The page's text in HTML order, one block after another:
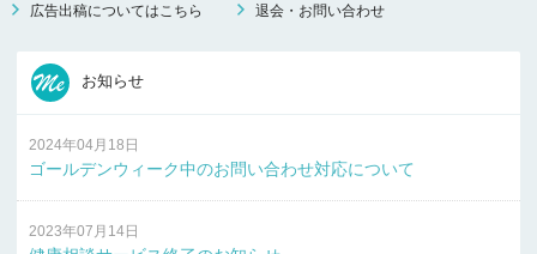
広告出稿についてはこちら 退会・お問い合わせ
お知らせ
2024年04月18日
ゴールデンウィーク中のお問い合わせ対応について
2023年07月14日